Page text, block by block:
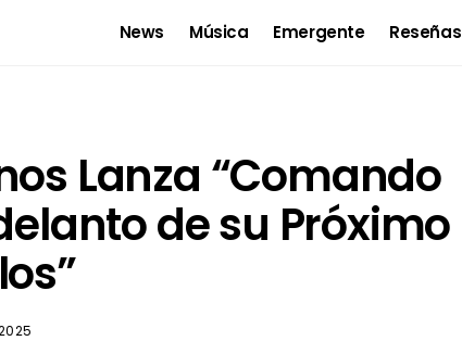
News Música Emergente Reseñas
Lanza “Comando
de su Próximo